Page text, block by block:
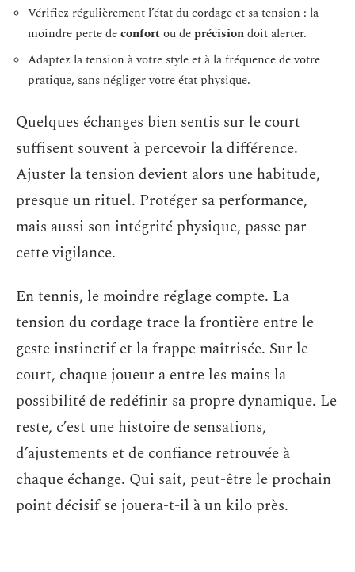
Vérifiez régulièrement l’état du cordage et sa tension : la
moindre perte deconfortou deprécisiondoit alerter.
Adaptez la tension à votre style et à la fréquence de votre
pratique, sans négliger votre état physique.
Quelques échanges bien sentis sur le court
suffisent souvent à percevoir la différence.
Ajuster la tension devient alors une habitude,
presque un rituel. Protéger sa performance,
mais aussi son intégrité physique, passe par
cette vigilance.
En tennis, le moindre réglage compte. La
tension du cordage trace la frontière entre le
geste instinctif et la frappe maîtrisée. Sur le
court, chaque joueur a entre les mains la
possibilité de redéfinir sa propre dynamique. Le
reste, c’est une histoire de sensations,
d’ajustements et de confiance retrouvée à
chaque échange. Qui sait, peut-être le prochain
point décisif se jouera-t-il à un kilo près.